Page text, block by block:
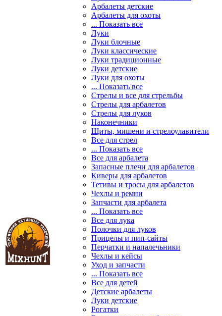
Арбалеты детские
Арбалеты для охоты
... Показать все
Луки
Луки блочные
Луки классические
Луки традиционные
Луки детские
Луки для охоты
... Показать все
Стрелы и все для стрельбы
Стрелы для арбалетов
Стрелы для луков
Наконечники
Щиты, мишени и стрелоулавители
Все для стрел
... Показать все
Все для арбалета
Запасные плечи для арбалетов
Киверы для арбалетов
Тетивы и тросы для арбалетов
Чехлы и ремни
Запчасти для арбалета
... Показать все
Все для лука
Полочки для луков
Прицелы и пип-сайты
Перчатки и напалечьники
Чехлы и кейсы
Уход и запчасти
... Показать все
Все для детей
Детские арбалеты
Луки детские
Рогатки